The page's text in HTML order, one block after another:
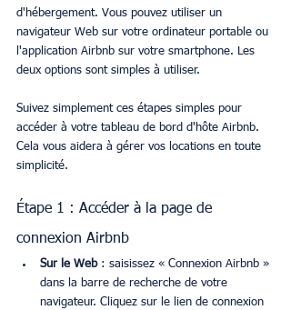
d'hébergement. Vous pouvez utiliser un
navigateur Web sur votre ordinateur portable ou
l'application Airbnb sur votre smartphone. Les
deux options sont simples à utiliser.
Suivez simplement ces étapes simples pour
accéder à votre tableau de bord d'hôte Airbnb.
Cela vous aidera à gérer vos locations en toute
simplicité.
Étape 1 : Accéder à la page de
connexion Airbnb
Sur le Web : saisissez « Connexion Airbnb »
dans la barre de recherche de votre
navigateur. Cliquez sur le lien de connexion